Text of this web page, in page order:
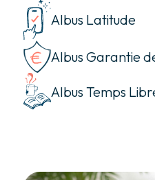
Albus Latitude
Albus Garantie
Albus Temps